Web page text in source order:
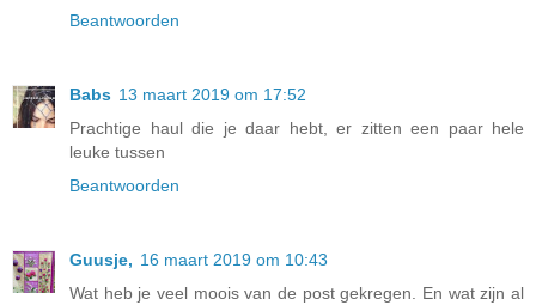
Beantwoorden
Babs 13 maart 2019 om 17:52
Prachtige haul die je daar hebt, er zitten een paar hele
leuke tussen
Beantwoorden
Guusje, 16 maart 2019 om 10:43
Wat heb je veel moois van de post gekregen. En wat zijn al